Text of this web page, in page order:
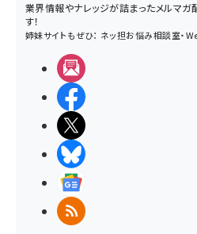
業界情報やナレッジが詰まったメルマガ
す！
姉妹サイトもぜひ： ネッ担お悩み相談室・
RSS